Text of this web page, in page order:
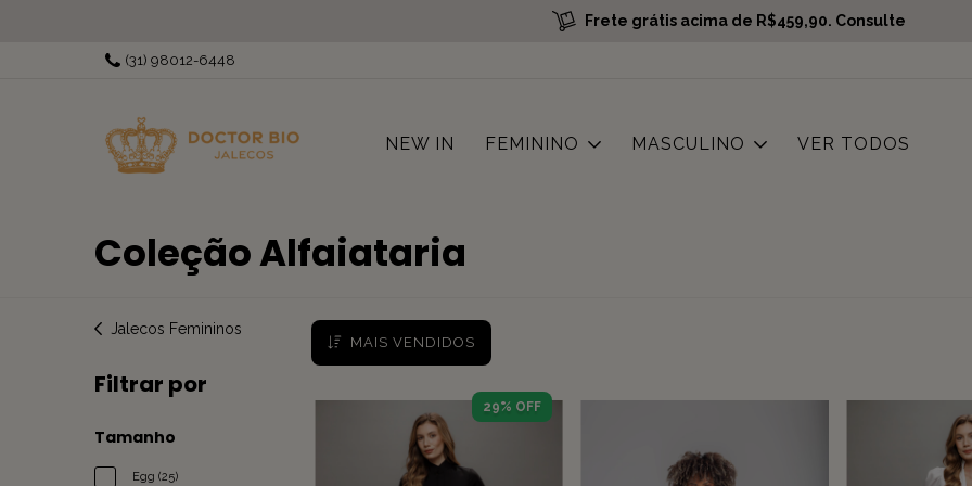
Frete grátis acima de R$459,90. Consulte
(31) 98012-6448
NEW IN FEMININO MASCULINO VER TODOS
Coleção Alfaiataria
Jalecos Femininos
Filtrar por
Tamanho
Egg (25)
MAIS VENDIDOS
29% OFF